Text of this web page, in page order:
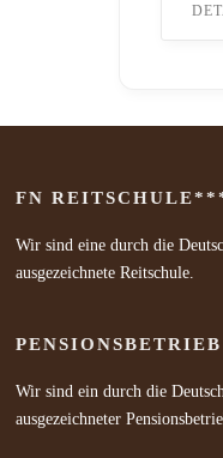
FN
Wir sind eine durch die
ausgezeichnete Reitschule.
Wir sind ein durch die
ausgezeichneter